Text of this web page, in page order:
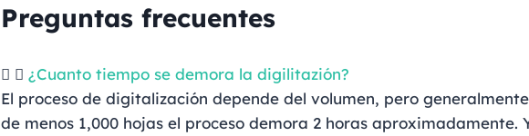
Preguntas frecuentes
¿Cuanto tiempo se demora la digilitazión?
El proceso de digitalización depende del volumen, pero
de menos 1,000 hojas el proceso demora 2 horas aproximadamente.